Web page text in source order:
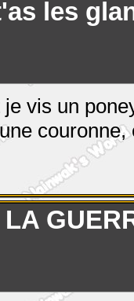
les
vis un